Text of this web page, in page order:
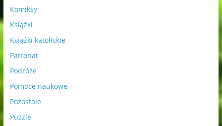
Komiksy
Książki
Książki katolickie
Patronat
Podróże
Pomoce naukowe
Pozostałe
Puzzle